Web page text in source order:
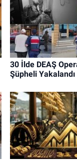
30 İlde DEAŞ
Şüpheli Yakalandı